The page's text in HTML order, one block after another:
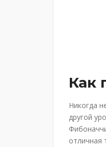
Как
Никогда
другой
отличная